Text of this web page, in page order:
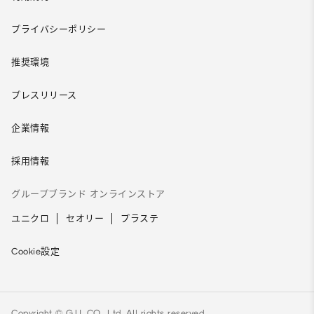
プライバシーポリシー
推奨環境
プレスリリース
企業情報
採用情報
グループブランド オンラインストア
ユニクロ セオリー プラステ
Cookie設定